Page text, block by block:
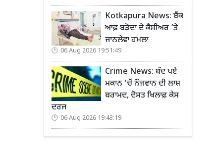
Kotkapura News: ਬੈਂਕ
ਆਫ਼ ਬੜੋਦਾ ਦੇ ਕੈਸ਼ੀਅਰ ’ਤੇ
ਜਾਨਲੇਵਾ ਹਮਲਾ
06 Aug 2026 19:51:49
Crime News: ਬੰਦ ਪਏ
ਮਕਾਨ ’ਚੋਂ ਨੌਜਵਾਨ ਦੀ ਲਾਸ਼
ਬਰਾਮਦ, ਦੋਸਤ ਖਿਲਾਫ਼ ਕੇਸ
ਦਰਜ
06 Aug 2026 19:43:19